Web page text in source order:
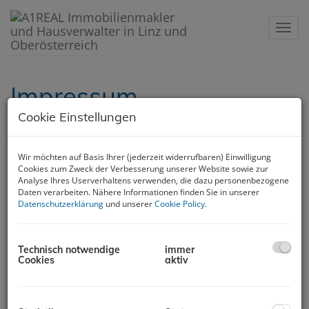
Impressum
A1REAL GmbH.
Gärtnerstraße 8
4020 Linz
Tel: 0732 272 500
Fax: 0732 272 500 20
UID Nummer: ATU 68595629
Firmenbuchnummer: FN 413763 a
Cookie Einstellungen
Wir möchten auf Basis Ihrer (jederzeit widerrufbaren) Einwilligung
Cookies zum Zweck der Verbesserung unserer Website sowie zur
Analyse Ihres Userverhaltens verwenden, die dazu personenbezogene
Daten verarbeiten. Nähere Informationen finden Sie in unserer
Datenschutzerklärung und unsererCookie Policy.
Technisch notwendige
Cookies
immer
aktiv